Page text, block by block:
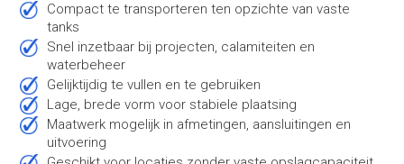
Compact te transporteren ten opzichte van vaste
tanks
Snel inzetbaar bij projecten, calamiteiten en
waterbeheer
Gelijktijdig te vullen en te gebruiken
Lage, brede vorm voor stabiele plaatsing
Maatwerk mogelijk in afmetingen, aansluitingen en
uitvoering